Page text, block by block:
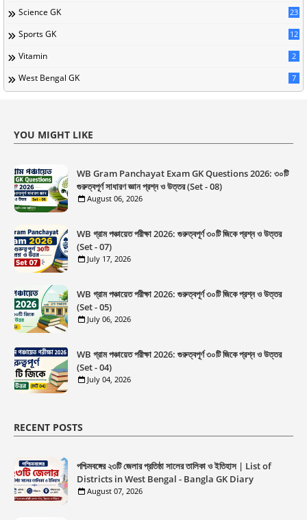
Science GK 23
Sports GK 12
Vitamin 2
West Bengal GK 7
YOU MIGHT LIKE
WB Gram Panchayat Exam GK Questions 2026: ৩০টি
গুরুত্বপূর্ণ সাধারণ জ্ঞান প্রশ্ন ও উত্তর (Set - 08)
August 06, 2026
WB গ্রাম পঞ্চায়েত পরীক্ষা 2026: গুরুত্বপূর্ণ ৩০টি জিকে প্রশ্ন ও উত্তর
(Set - 07)
July 17, 2026
WB গ্রাম পঞ্চায়েত পরীক্ষা 2026: গুরুত্বপূর্ণ ৩০টি জিকে প্রশ্ন ও উত্তর
(Set - 05)
July 06, 2026
WB গ্রাম পঞ্চায়েত পরীক্ষা 2026: গুরুত্বপূর্ণ ৩০টি জিকে প্রশ্ন ও উত্তর
(Set - 04)
July 04, 2026
RECENT POSTS
পশ্চিমবঙ্গের ২৩টি জেলার প্রতিষ্ঠা সালের তালিকা ও ইতিহাস | List of
Districts in West Bengal - Bangla GK Diary
August 07, 2026